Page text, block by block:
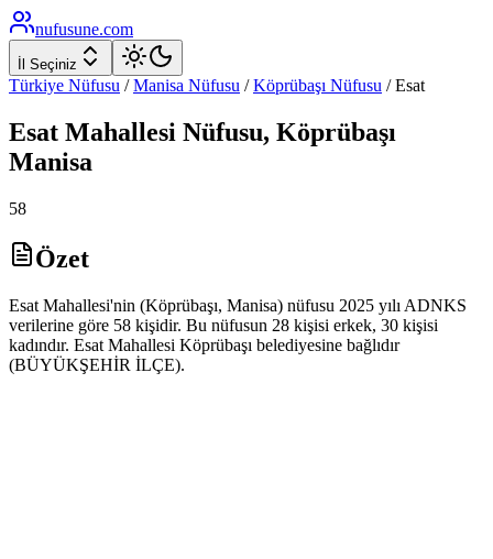
nufusune.com
İl Seçiniz
Türkiye Nüfusu / Manisa Nüfusu / Köprübaşı Nüfusu /Esat
Esat Mahallesi Nüfusu, Köprübaşı
Manisa
58
Özet
Esat Mahallesi'nin (Köprübaşı, Manisa) nüfusu 2025 yılı ADNKS
verilerine göre 58 kişidir. Bu nüfusun 28 kişisi erkek, 30 kişisi
kadındır. Esat Mahallesi Köprübaşı belediyesine bağlıdır
(BÜYÜKŞEHİR İLÇE).